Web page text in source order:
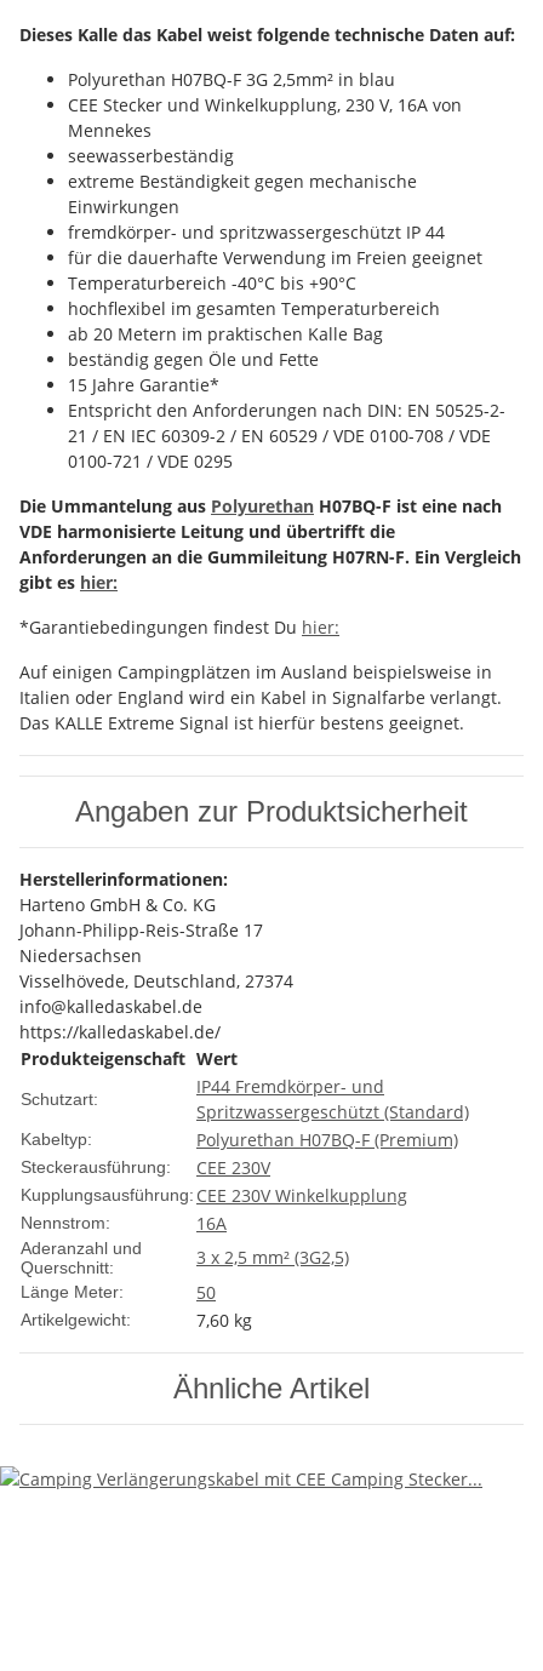
Dieses Kalle das Kabel weist folgende technische Daten auf:
Polyurethan H07BQ-F 3G 2,5mm² in blau
CEE Stecker und Winkelkupplung, 230 V, 16A von
Mennekes
seewasserbeständig
extreme Beständigkeit gegen mechanische
Einwirkungen
fremdkörper- und spritzwassergeschützt IP 44
für die dauerhafte Verwendung im Freien geeignet
Temperaturbereich -40°C bis +90°C
hochflexibel im gesamten Temperaturbereich
ab 20 Metern im praktischen Kalle Bag
beständig gegen Öle und Fette
15 Jahre Garantie*
Entspricht den Anforderungen nach DIN: EN 50525-2-
21 / EN IEC 60309-2 / EN 60529 / VDE 0100-708 / VDE
0100-721 / VDE 0295
Die Ummantelung aus Polyurethan H07BQ-F ist eine nach
VDE harmonisierte Leitung und übertrifft die
Anforderungen an die Gummileitung H07RN-F. Ein Vergleich
gibt es hier:
*Garantiebedingungen findest Du hier:
Auf einigen Campingplätzen im Ausland beispielsweise in
Italien oder England wird ein Kabel in Signalfarbe verlangt.
Das KALLE Extreme Signal ist hierfür bestens geeignet.
Angaben zur Produktsicherheit
Herstellerinformationen:
Harteno GmbH & Co. KG
Johann-Philipp-Reis-Straße 17
Niedersachsen
Visselhövede, Deutschland, 27374
info@kalledaskabel.de
https://kalledaskabel.de/
Produkteigenschaft Wert
Schutzart:
IP44 Fremdkörper- und
Spritzwassergeschützt (Standard)
Kabeltyp: Polyurethan H07BQ-F (Premium)
Steckerausführung: CEE 230V
Kupplungsausführung: CEE 230V Winkelkupplung
Nennstrom: 16A
Aderanzahl und
Querschnitt:
3 x 2,5 mm² (3G2,5)
Länge Meter: 50
Artikelgewicht: 7,60 kg
Ähnliche Artikel